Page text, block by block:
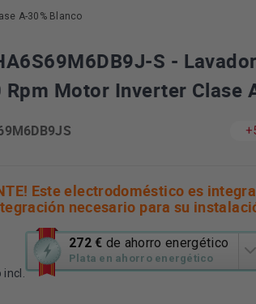
A-30% Blanco
S -
Rpm Motor Inverter Clase
Este electrodoméstico es
necesario para su
272 € de ahorro energético
Plata en ahorro energético
Esta
acción
abrirá